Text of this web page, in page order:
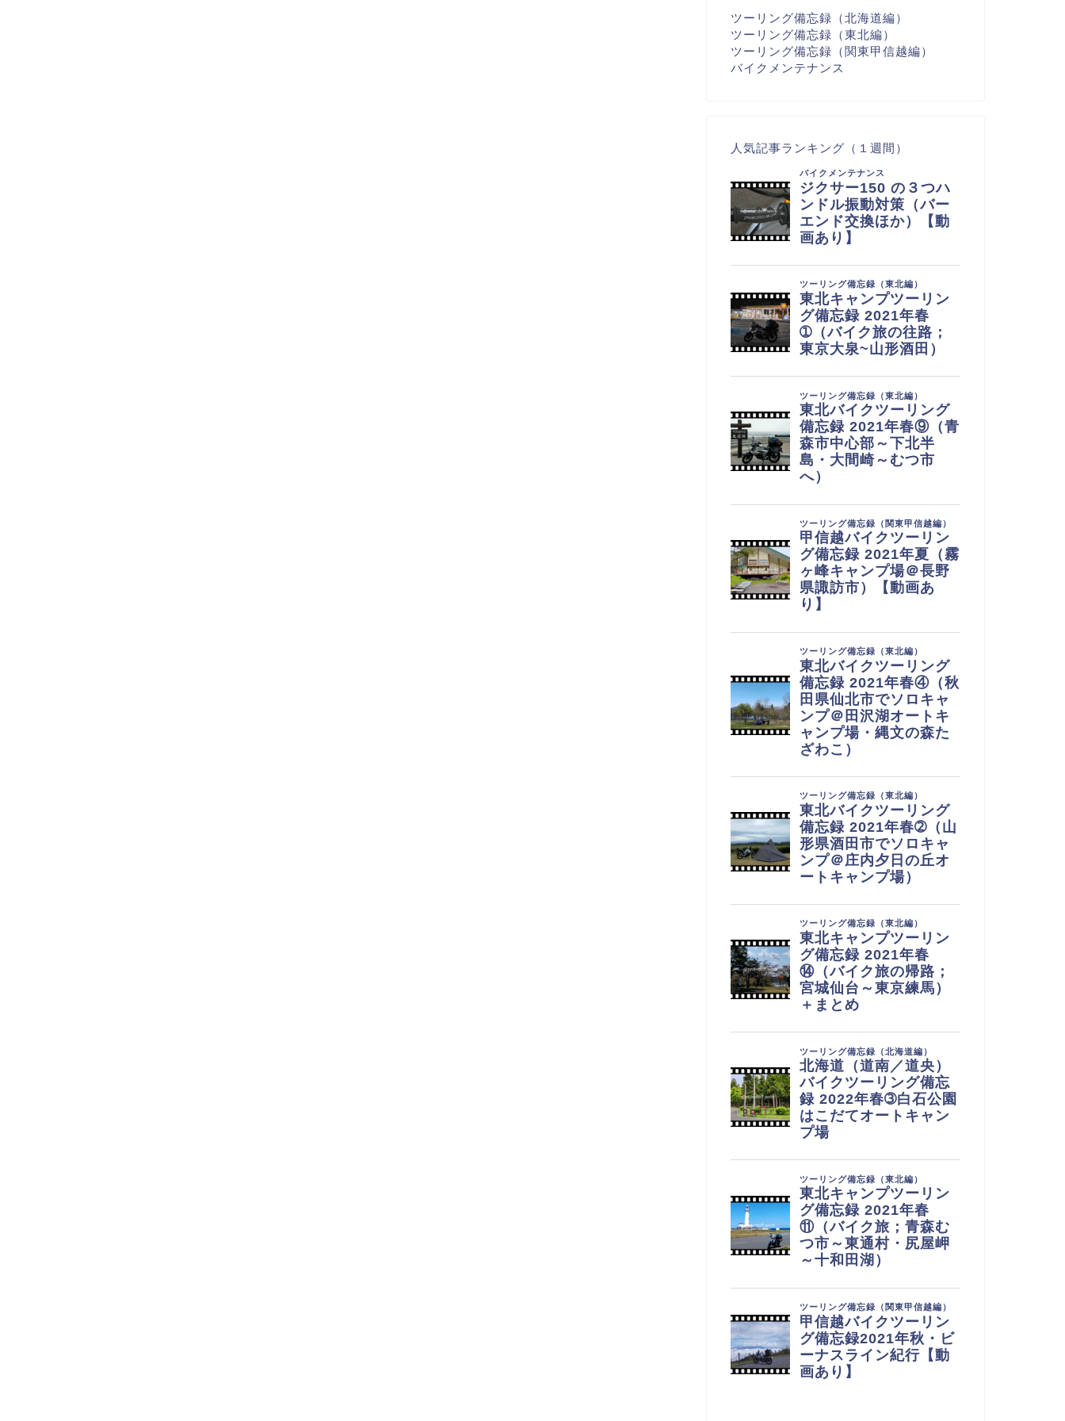
ツーリング備忘録（北海道編）
ツーリング備忘録（東北編）
ツーリング備忘録（関東甲信越編）
バイクメンテナンス
人気記事ランキング（１週間）